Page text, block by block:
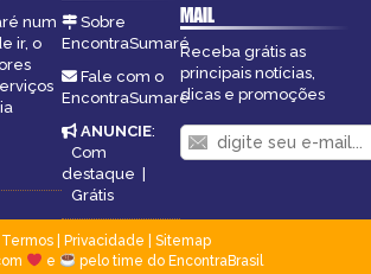
num
ir, o
Sobre
EncontraSumaré
Fale com o
EncontraSumaré
ANUNCIE:
Com
destaque |
Grátis
MAIL
Receba grátis as
principais notícias,
dicas e promoções
Termos| Privacidade
Sitemap
e pelo time do EncontraBrasil